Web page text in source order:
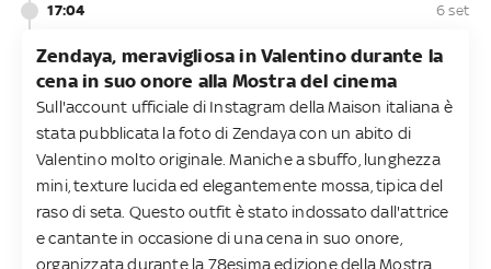
17:04 6 set
Zendaya, meravigliosa in Valentino durante la
cena in suo onore alla Mostra del cinema
Sull'account ufficiale di Instagram della Maison italiana è
stata pubblicata la foto di Zendaya con un abito di
Valentino molto originale. Maniche a sbuffo, lunghezza
mini, texture lucida ed elegantemente mossa, tipica del
raso di seta. Questo outfit è stato indossato dall'attrice
e cantante in occasione di una cena in suo onore,
organizzata durante la 78esima edizione della Mostra